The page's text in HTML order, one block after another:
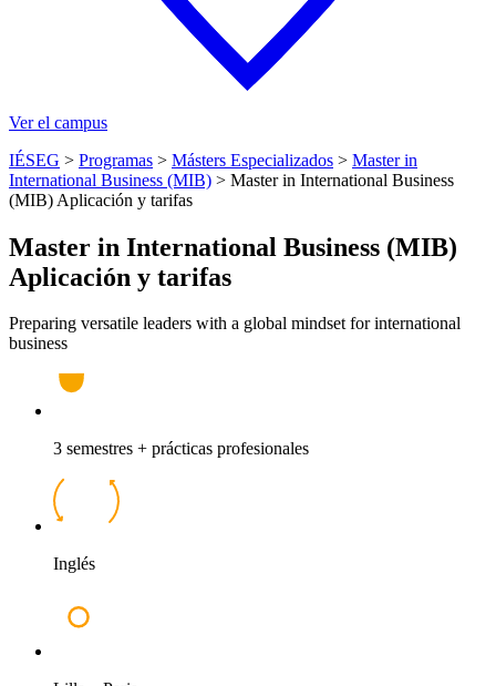
Ver el campus
IÉSEG > Programas > Másters Especializados > Master in
International Business (MIB) > Master in International Business
(MIB) Aplicación y tarifas
Master in International Business (MIB)
Aplicación y tarifas
Preparing versatile leaders with a global mindset for international
business
3 semestres + prácticas profesionales
Inglés